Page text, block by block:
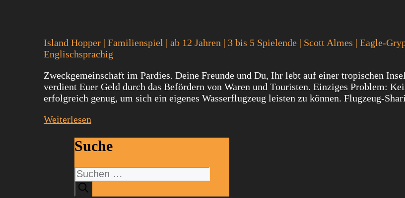
Island Hopper | Familienspiel | ab 12 Jahren | 3 bis 5 Spielende | Scott Almes | Eagle-
Englischsprachig
Zweckgemeinschaft im Pardies. Deine Freunde und Du, Ihr lebt auf einer tropischen
verdient Euer Geld durch das Befördern von Waren und Touristen. Einziges Problem:
erfolgreich genug, um sich ein eigenes Wasserflugzeug leisten zu können. Flugzeug-
Weiterlesen
Suche
Suchen
nach: